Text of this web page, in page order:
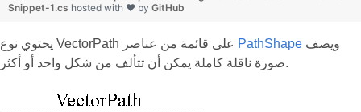
Snippet-1.cs hosted with ❤ by GitHub
PathShape
صورة ناقلة كاملة يمكن أن تتألف من شكل واحد أو أكثر.